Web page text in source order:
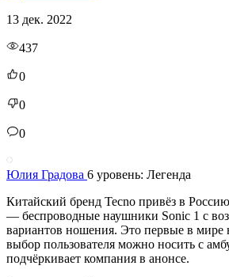
13 дек. 2022
437
0
0
0
Юлия Градова 6 уровень: Легенда
Китайский бренд Tecno привёз в
— беспроводные наушники Sonic 1 с
вариантов ношения. Это первые в мире
выбор пользователя можно носить с
подчёркивает компания в анонсе.